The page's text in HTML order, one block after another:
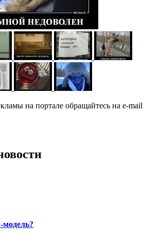
на портале обращайтесь на e-mail
модель?